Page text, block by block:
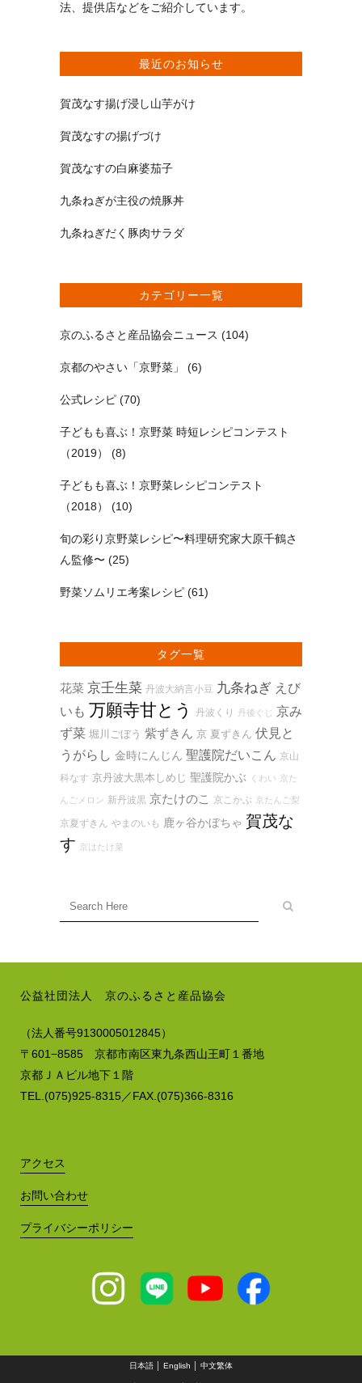
法、提供店などをご紹介しています。
最近のお知らせ
賀茂なす揚げ浸し山芋がけ
賀茂なすの揚げづけ
賀茂なすの白麻婆茄子
九条ねぎが主役の焼豚丼
九条ねぎだく豚肉サラダ
カテゴリー一覧
京のふるさと産品協会ニュース (104)
京都のやさい「京野菜」 (6)
公式レシピ (70)
子どもも喜ぶ！京野菜 時短レシピコンテスト
（2019）
(8)
子どもも喜ぶ！京野菜レシピコンテスト
（2018）
(10)
旬の彩り京野菜レシピ〜料理研究家大原千鶴さ
ん監修〜 (25)
野菜ソムリエ考案レシピ (61)
タグ一覧
花菜 京壬生菜 丹波大納言小豆 九条ねぎ えび
いも 万願寺甘とう 丹波くり 丹後ぐじ 京み
ず菜 堀川ごぼう 紫ずきん 京 夏ずきん 伏見と
うがらし 金時にんじん 聖護院だいこん 京山
科なす 京丹波大黒本しめじ 聖護院かぶ くわい 京た
んごメロン 新丹波黒 京たけのこ 京こかぶ 京たんご梨
京夏ずきん やまのいも 鹿ヶ谷かぼちゃ 賀茂な
す
京はたけ菜
公益社団法人 京のふるさと産品協会
（法人番号9130005012845）
〒601−8585 京都市南区東九条西山王町１番地
京都ＪＡビル地下１階
TEL.(075)925-8315／FAX.(075)366-8316
アクセス
お問い合わせ
プライバシーポリシー
日本語 English 中文繁体